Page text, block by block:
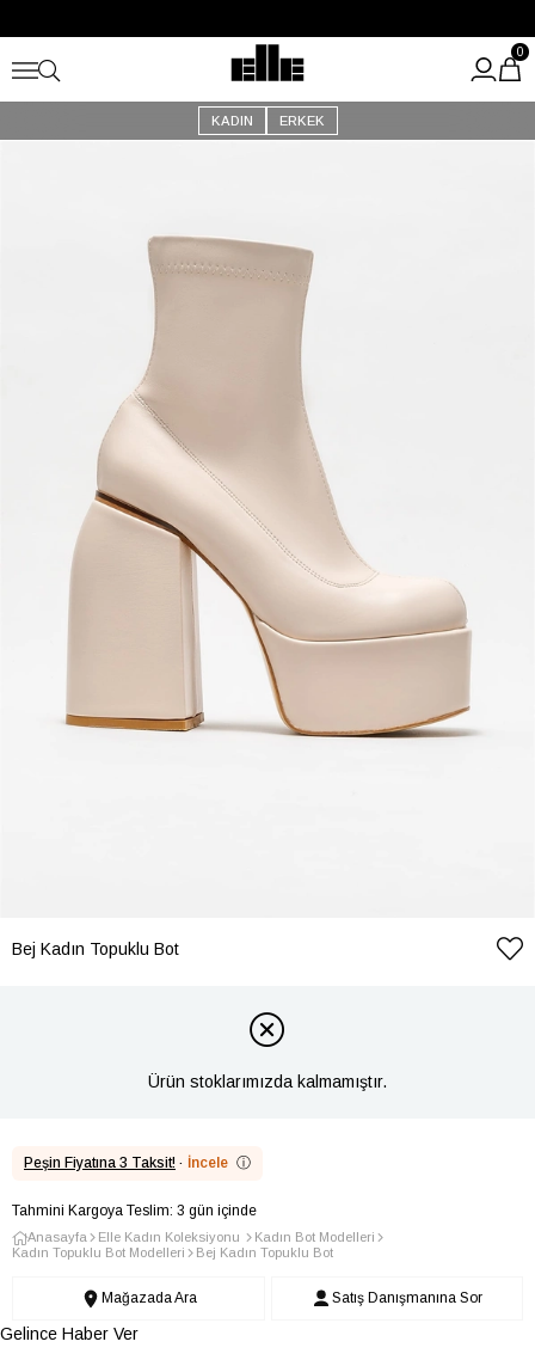
Kargo Ücretsiz!
KADIN ERKEK
0
Bej Kadın Topuklu Bot
Ürün stoklarımızda kalmamıştır.
Peşin Fiyatına 3 Taksit! · İncele ⓘ
Tahmini Kargoya Teslim: 3 gün içinde
Anasayfa Elle Kadın Koleksiyonu
Kadın Bot Modelleri
Kadın Topuklu Bot Modelleri
Bej Kadın Topuklu Bot
Mağazada Ara Satış Danışmanına Sor
Gelince Haber Ver